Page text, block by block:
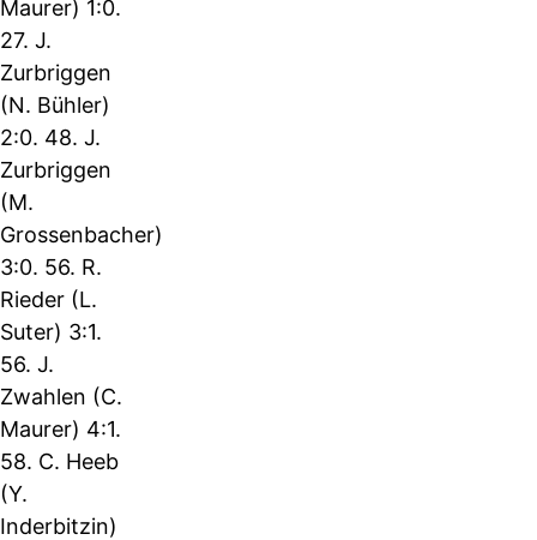
Maurer) 1:0.
27. J.
Zurbriggen
(N. Bühler)
2:0. 48. J.
Zurbriggen
(M.
Grossenbacher)
3:0. 56. R.
Rieder (L.
Suter) 3:1.
56. J.
Zwahlen (C.
Maurer) 4:1.
58. C. Heeb
(Y.
Inderbitzin)